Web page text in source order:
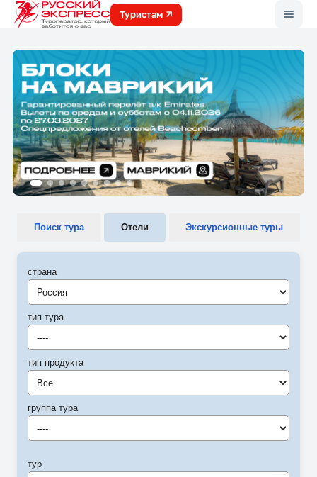
Туристам
Поиск тура Отели Экскурсионные туры
страна
Россия
тип тура
----
тип продукта
Все
группа тура
----
тур